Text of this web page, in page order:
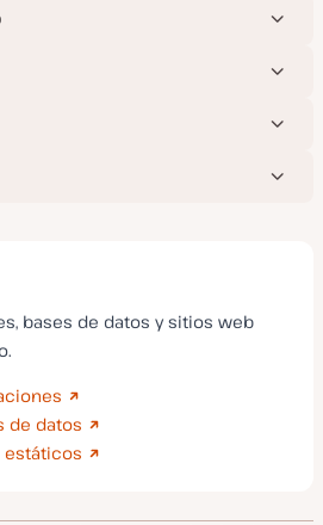
bases de datos y sitios web
de datos